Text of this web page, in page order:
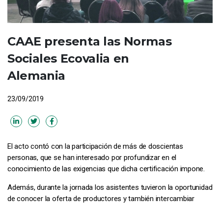
CAAE presenta las Normas
Sociales Ecovalia en
Alemania
23/09/2019
El acto contó con la participación de más de doscientas
personas, que se han interesado por profundizar en el
conocimiento de las exigencias que dicha certificación impone.
Además, durante la jornada los asistentes tuvieron la oportunidad
de conocer la oferta de productores y también intercambiar